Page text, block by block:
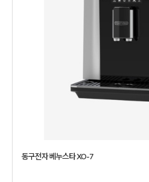
동구전자 베누스타 XO-7